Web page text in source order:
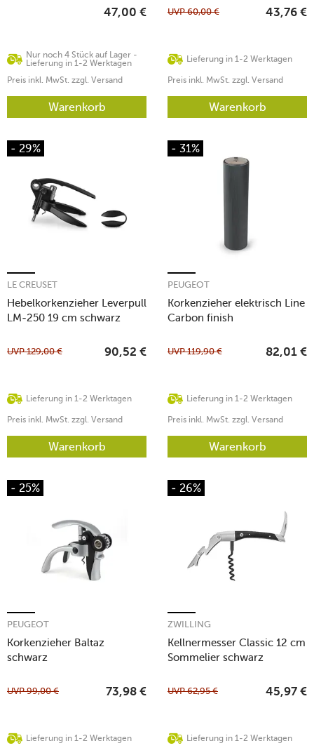
Nur noch 4 Stück auf Lager -
Lieferung in 1-2 Werktagen
47,00 €
Preis inkl. MwSt. zzgl. Versand
Warenkorb
Lieferung in 1-2 Werktagen
UVP60,00 € 43,76 €
Preis inkl. MwSt. zzgl. Versand
Warenkorb
- 29%
Hebelkorkenzieher Leverpull
LM-250 19 cm schwarz
LE CREUSET
Lieferung in 1-2 Werktagen
UVP129,00 € 90,52 €
Preis inkl. MwSt. zzgl. Versand
Warenkorb
- 31%
Korkenzieher elektrisch Line
Carbon finish
PEUGEOT
Lieferung in 1-2 Werktagen
UVP119,90 € 82,01 €
Preis inkl. MwSt. zzgl. Versand
Warenkorb
- 25%
Korkenzieher Baltaz
schwarz
PEUGEOT
Lieferung in 1-2 Werktagen
UVP99,00 € 73,98 €
- 26%
Kellnermesser Classic 12 cm
Sommelier schwarz
ZWILLING
Lieferung in 1-2 Werktagen
UVP62,95 € 45,97 €